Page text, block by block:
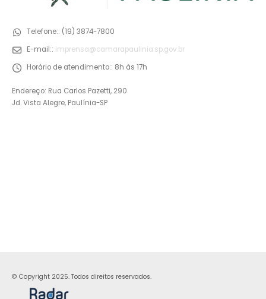
Telefone:: (19) 3874-7800
E-mail:: imprensa@camarapaulinia.sp.gov.br
Horário de atendimento:: 8h às 17h
Endereço: Rua Carlos Pazetti, 290
Jd. Vista Alegre, Paulínia-SP
© Copyright 2025. Todos direitos reservados.